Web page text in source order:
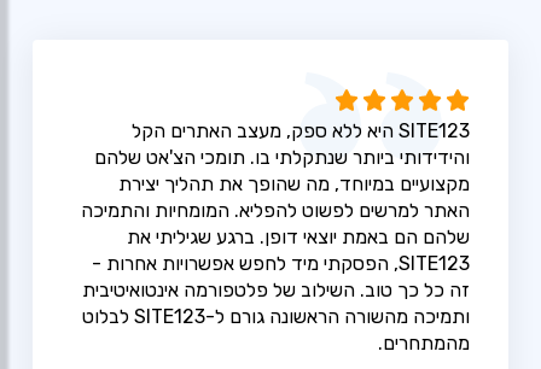
SITE123 היא ללא ספק, מעצב האתרים הקל
והידידותי ביותר שנתקלתי בו. תומכי הצ'אט שלהם
מקצועיים במיוחד, מה שהופך את תהליך יצירת
האתר למרשים לפשוט להפליא. המומחיות והתמיכה
שלהם הם באמת יוצאי דופן. ברגע שגיליתי את
SITE123, הפסקתי מיד לחפש אפשרויות אחרות -
זה כל כך טוב. השילוב של פלטפורמה אינטואיטיבית
ותמיכה מהשורה הראשונה גורם ל-SITE123 לבלוט
מהמתחרים.